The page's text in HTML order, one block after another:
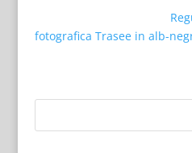
Regulament
fotografica Trasee in alb-